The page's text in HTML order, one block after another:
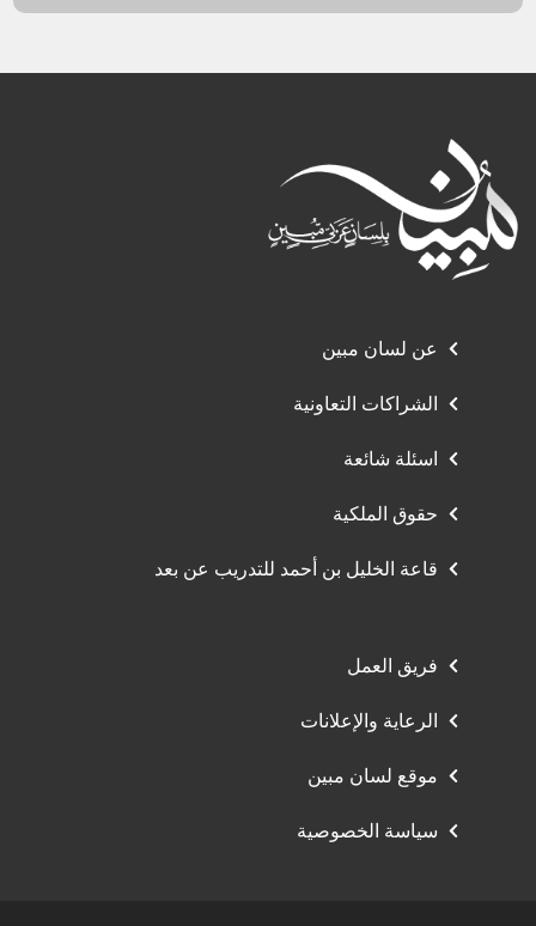
عن لسان مبين
الشراكات التعاونية
اسئلة شائعة
حقوق الملكية
قاعة الخليل بن أحمد للتدريب عن بعد
فريق العمل
الرعاية والإعلانات
موقع لسان مبين
سياسة الخصوصية